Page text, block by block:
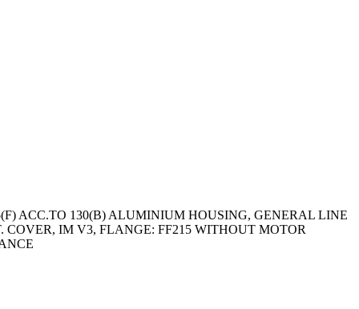
ACC.TO 130(B) ALUMINIUM HOUSING, GENERAL LINE
IM V3, FLANGE: FF215 WITHOUT MOTOR